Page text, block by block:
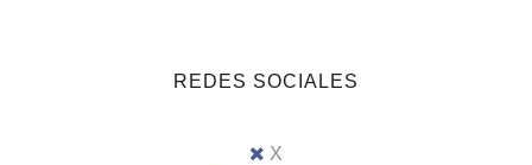
REDES SOCIALES
X